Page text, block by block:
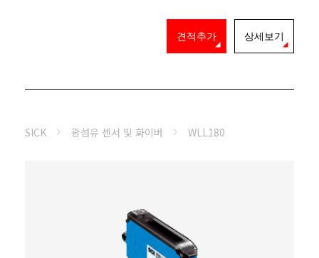
견적추가 상세보기
SICK 광섬유 센서 및 화이버 WLL180